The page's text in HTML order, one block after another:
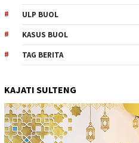
ULP BUOL
KASUS BUOL
TAG BERITA
KAJATI SULTENG